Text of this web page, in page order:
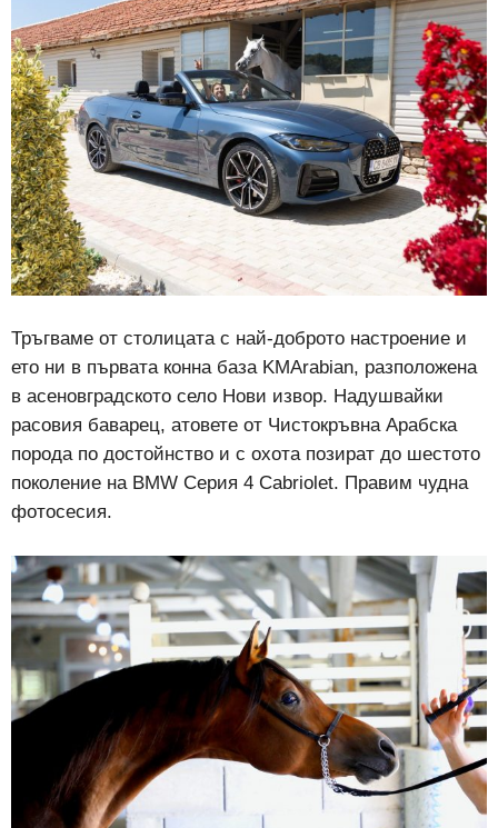
Тръгваме от столицата с най-доброто настроение и
ето ни в първата конна база KMArabian, разположена
в асеновградското село Нови извор. Надушвайки
расовия баварец, атовете от Чистокръвна Арабска
порода по достойнство и с охота позират до шестото
поколение на BMW Серия 4 Cabriolet. Правим чудна
фотосесия.